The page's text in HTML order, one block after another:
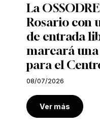
La
Rosario con
de entrada
marcará una
para el
08/07/2026
Ver más